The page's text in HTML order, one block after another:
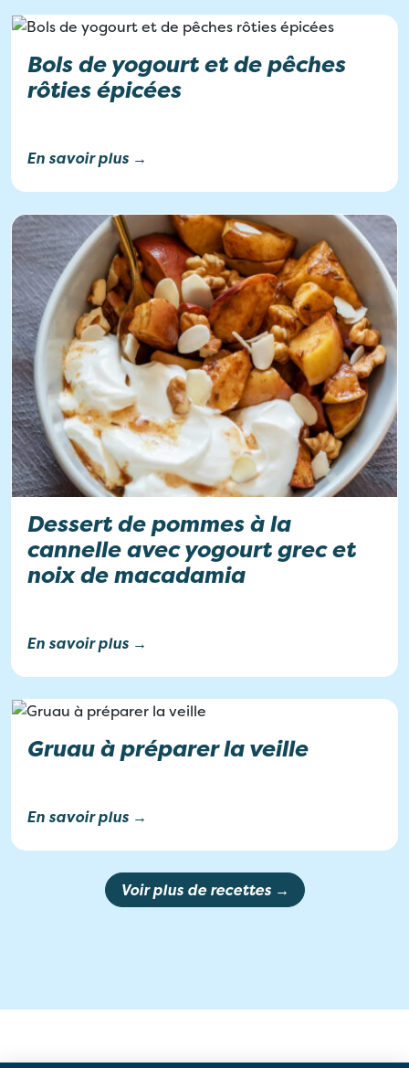
Bols de yogourt et de pêches
rôties épicées
En savoir plus →
Dessert de pommes à la
cannelle avec yogourt grec et
noix de macadamia
En savoir plus →
Gruau à préparer la veille
En savoir plus →
Voir plus de recettes →